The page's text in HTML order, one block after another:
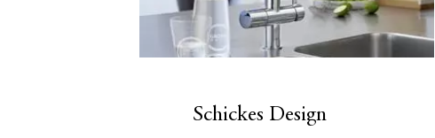
Schickes Design